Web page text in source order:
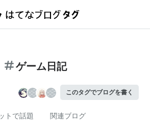
ゲーム日記
このタグでブログを書く
トで話題 関連ブログ